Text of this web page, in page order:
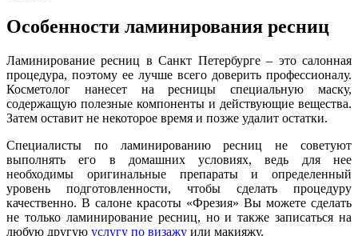
Особенности ламинирования ресниц
Ламинирование ресниц в Санкт Петербурге – это салонная
процедура, поэтому ее лучше всего доверить профессионалу.
Косметолог нанесет на ресницы специальную маску,
содержащую полезные компоненты и действующие вещества.
Затем оставит не некоторое время и позже удалит остатки.
Специалисты по ламинированию ресниц не советуют
выполнять его в домашних условиях, ведь для нее
необходимы оригинальные препараты и определенный
уровень подготовленности, чтобы сделать процедуру
качественно. В салоне красоты «Фрезия» Вы можете сделать
не только ламинирование ресниц, но и также записаться на
любую другую услугу по визажу или макияжу.